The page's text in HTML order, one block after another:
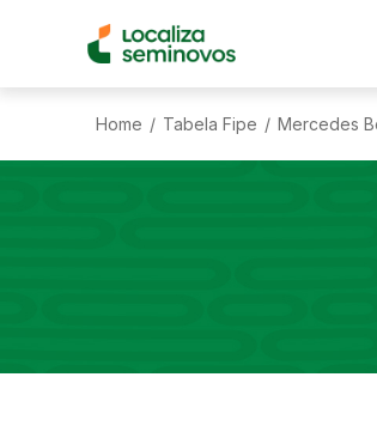
Home / Tabela Fipe / Mercedes